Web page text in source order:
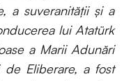
a suveranității și a
lui Atatürk
a Marii Adunări
de Eliberare, a fost